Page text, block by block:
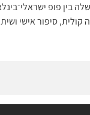
שלה בין פופ
סיפור אישי